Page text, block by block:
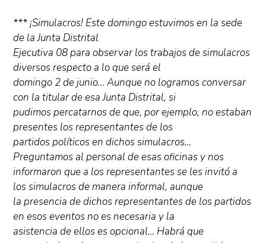
*** ¡Simulacros! Este domingo estuvimos en la sede
de la Junta Distrital
Ejecutiva 08 para observar los trabajos de simulacros
diversos respecto a lo que será el
domingo 2 de junio… Aunque no logramos conversar
con la titular de esa Junta Distrital, si
pudimos percatarnos de que, por ejemplo, no estaban
presentes los representantes de los
partidos políticos en dichos simulacros…
Preguntamos al personal de esas oficinas y nos
informaron que a los representantes se les invitó a
los simulacros de manera informal, aunque
la presencia de dichos representantes de los partidos
en esos eventos no es necesaria y la
asistencia de ellos es opcional… Habrá que